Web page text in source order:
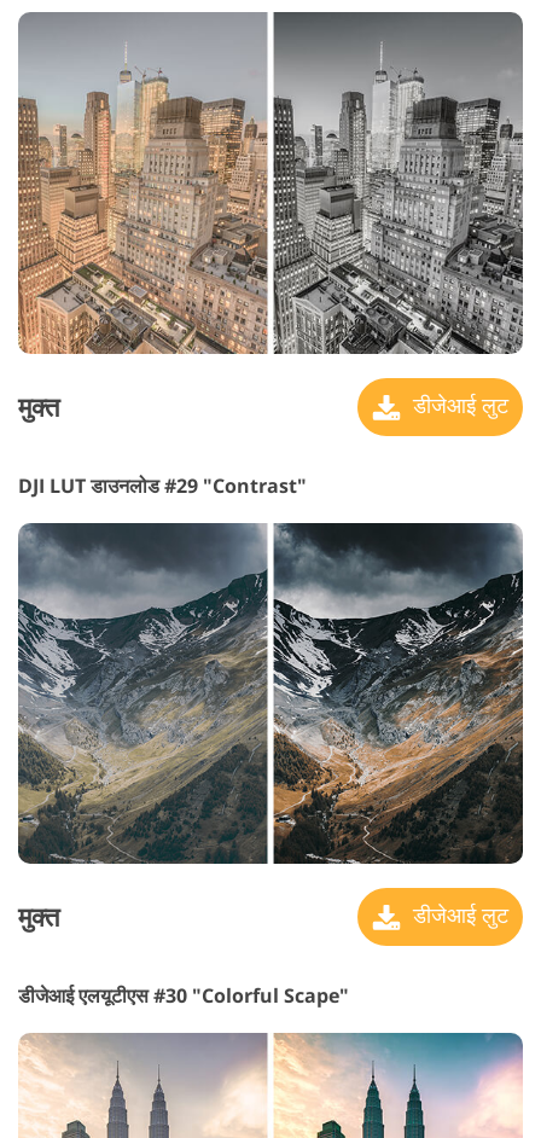
मुक्त डीजेआई लुट
DJI LUT डाउनलोड #29 "Contrast"
मुक्त डीजेआई लुट
डीजेआई एलयूटीएस #30 "Colorful Scape"